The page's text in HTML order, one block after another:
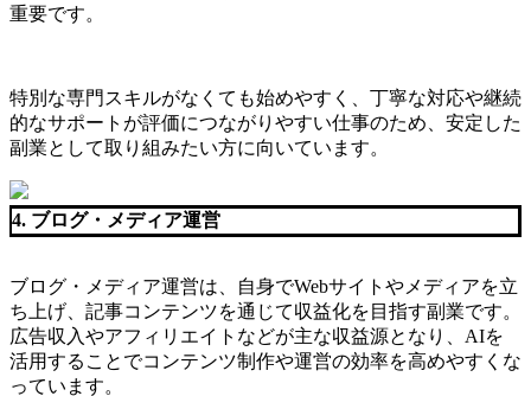
重要です。
特別な専門スキルがなくても始めやすく、丁寧な対応や継続
的なサポートが評価につながりやすい仕事のため、安定した
副業として取り組みたい方に向いています。
4. ブログ・メディア運営
ブログ・メディア運営は、自身でWebサイトやメディアを立
ち上げ、記事コンテンツを通じて収益化を目指す副業です。
広告収入やアフィリエイトなどが主な収益源となり、AIを
活用することでコンテンツ制作や運営の効率を高めやすくな
っています。